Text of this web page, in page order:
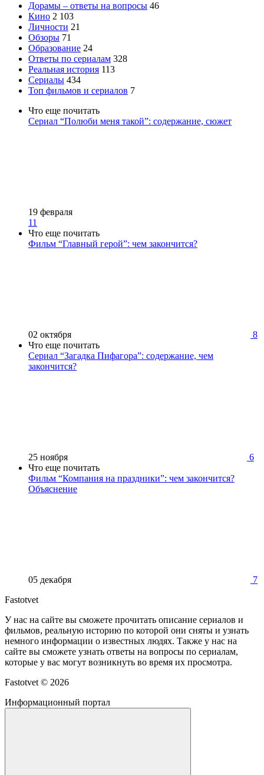
Дорамы – ответы на вопросы 46
Кино 2 103
Личности 21
Обзоры 71
Образование 24
Ответы по сериалам 328
Реальная история 113
Сериалы 434
Топ фильмов и сериалов 7
Что еще почитать
Сериал “Полюби меня такой”: содержание, сюжет
19 февраля
11
Что еще почитать
Фильм “Главный герой”: чем закончится?
02 октября
8
Что еще почитать
Сериал “Загадка Пифагора”: содержание, чем
закончится?
25 ноября
6
Что еще почитать
Фильм “Компания на праздники”: чем закончится?
Объяснение
05 декабря
7
Fastotvet
У нас на сайте вы сможете прочитать описание сериалов и
фильмов, реальную историю по которой они сняты и узнать
немного информации о известных людях. Также у нас на
сайте вы сможете узнать ответы на вопросы по сериалам,
которые у вас могут возникнуть во время их просмотра.
Fastotvet © 2026
Информационный портал